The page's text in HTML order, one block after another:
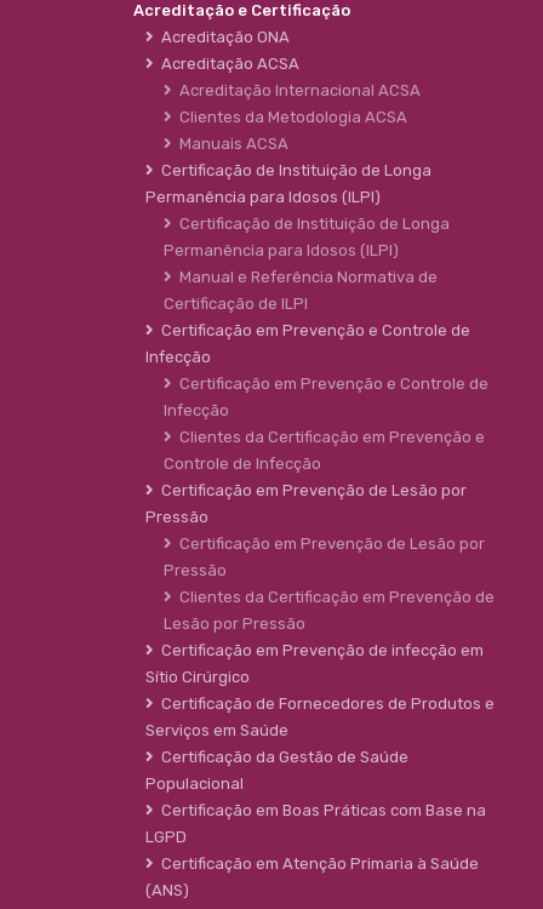
Acreditação e Certificação
Acreditação ONA
Acreditação ACSA
Acreditação Internacional ACSA
Clientes da Metodologia ACSA
Manuais ACSA
Certificação de Instituição de Longa
Permanência para Idosos (ILPI)
Certificação de Instituição de Longa
Permanência para Idosos (ILPI)
Manual e Referência Normativa de
Certificação de ILPI
Certificação em Prevenção e Controle de
Infecção
Certificação em Prevenção e Controle de
Infecção
Clientes da Certificação em Prevenção e
Controle de Infecção
Certificação em Prevenção de Lesão por
Pressão
Certificação em Prevenção de Lesão por
Pressão
Clientes da Certificação em Prevenção de
Lesão por Pressão
Certificação em Prevenção de infecção em
Sítio Cirúrgico
Certificação de Fornecedores de Produtos e
Serviços em Saúde
Certificação da Gestão de Saúde
Populacional
Certificação em Boas Práticas com Base na
LGPD
Certificação em Atenção Primaria à Saúde
(ANS)